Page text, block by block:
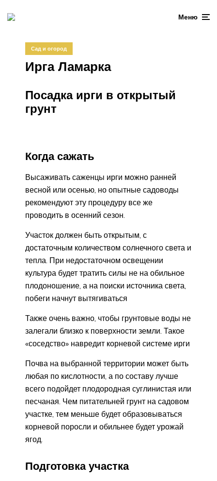
Меню
Сад и огород
Ирга Ламарка
Посадка ирги в открытый
грунт
Когда сажать
Высаживать саженцы ирги можно ранней
весной или осенью, но опытные садоводы
рекомендуют эту процедуру все же
проводить в осенний сезон.
Участок должен быть открытым, с
достаточным количеством солнечного света и
тепла. При недостаточном освещении
культура будет тратить силы не на обильное
плодоношение, а на поиски источника света,
побеги начнут вытягиваться
Также очень важно, чтобы грунтовые воды не
залегали близко к поверхности земли. Такое
«соседство» навредит корневой системе ирги
Почва на выбранной территории может быть
любая по кислотности, а по составу лучше
всего подойдет плодородная суглинистая или
песчаная. Чем питательней грунт на садовом
участке, тем меньше будет образовываться
корневой поросли и обильнее будет урожай
ягод.
Подготовка участка